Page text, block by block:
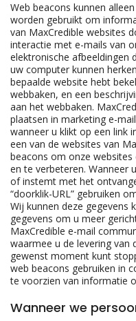
Web beacons kunnen
worden gebruikt om
van MaxCredible websites
interactie met e-mails van
elektronische afbeeldingen
uw computer kunnen
bepaalde website hebt
webbaken, en een
aan het webbaken.
plaatsen in marketing e-
wanneer u klikt op een link
een van de websites van
beacons om onze
en te verbeteren. Wanneer
of instemt met het
“doorklik-URL” gebruiken
Wij kunnen deze gegevens
gegevens om u meer
MaxCredible e-mail
waarmee u de levering
gewenst moment kunt
web beacons gebruiken in
te voorzien van informatie
Wanneer we